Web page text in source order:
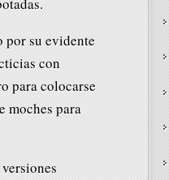
por su evidente
con
para colocarse
moches para